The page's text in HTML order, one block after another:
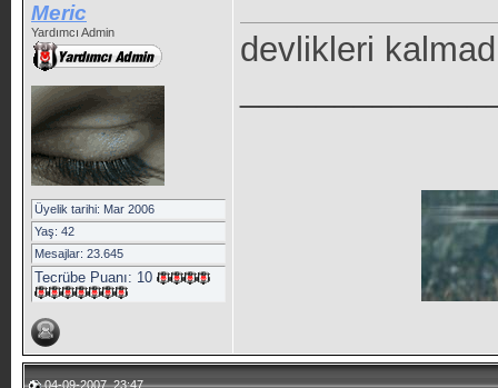
Meric
Yardımcı Admin
Üyelik tarihi: Mar 2006
Yaş: 42
Mesajlar: 23.645
Tecrübe Puanı: 10
devlikleri
04-09-2007, 23:47